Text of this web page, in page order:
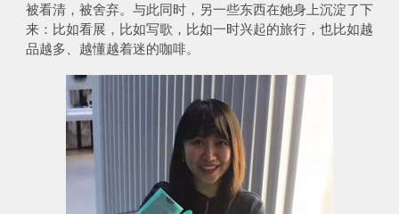
被看清，被舍弃。与此同时，另一些东西在她身上沉淀了下
来：比如看展，比如写歌，比如一时兴起的旅行，也比如越
品越多、越懂越着迷的咖啡。